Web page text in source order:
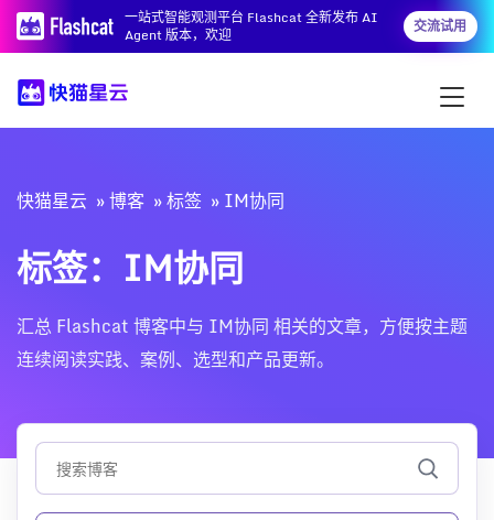
一站式智能观测平台 Flashcat 全新发布 AI
Agent 版本，欢迎
交流试用
快猫星云 博客 标签 IM协同
标签：IM协同
汇总 Flashcat 博客中与 IM协同 相关的文章，方便按主题
连续阅读实践、案例、选型和产品更新。